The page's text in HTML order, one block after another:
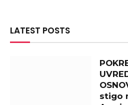
LATEST POSTS
stigo